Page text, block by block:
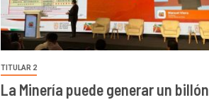
TITULAR 2
La Minería puede generar un billón